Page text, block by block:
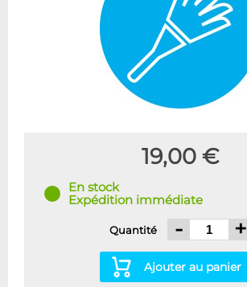
19,00 €
En stock
Expédition immédiate
Quantité - +
Ajouter au panier